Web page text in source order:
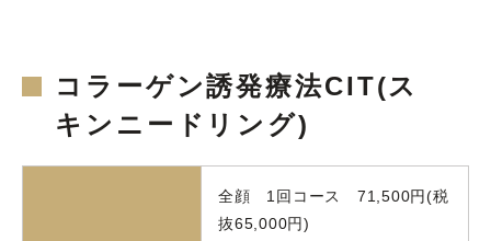
コラーゲン誘発療法CIT(ス
キンニードリング)
全顔 1回コース 71,500円(税
抜65,000円)